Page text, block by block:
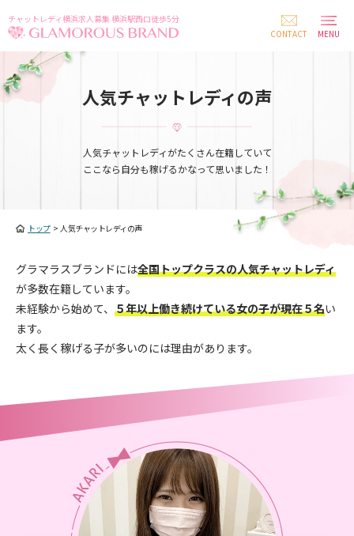
チャットレディ横浜求人募集 横浜駅西口徒歩5分
CONTACT
MENU
人気チャットレディの声
人気チャットレディがたくさん在籍していて
ここなら自分も稼げるかなって思いました！
トップ> 人気チャットレディの声
グラマラスブランドには全国トップクラスの人気チャットレディ
が多数在籍しています。
未経験から始めて、 ５年以上働き続けている女の子が現在５名い
ます。
太く長く稼げる子が多いのには理由があります。